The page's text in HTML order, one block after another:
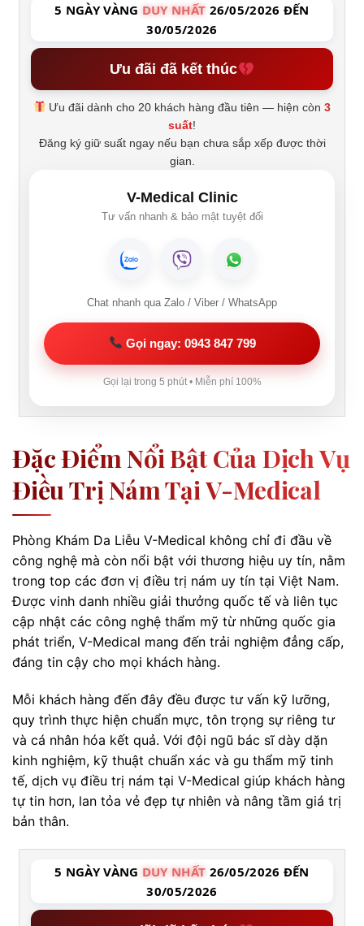
5 NGÀY VÀNG DUY NHẤT 26/05/2026 ĐẾN
30/05/2026
Ưu đãi đã kết thúc
Ưu đãi dành cho 20 khách hàng đầu tiên — hiện còn3
suất!
Đăng ký giữ suất ngay nếu bạn chưa sắp xếp được thời
gian.
V-Medical Clinic
Tư vấn nhanh & bảo mật tuyệt đối
Chat nhanh qua Zalo / Viber / WhatsApp
Gọi ngay: 0943 847 799
Gọi lại trong 5 phút • Miễn phí 100%
Đặc Điểm Nổi Bật Của Dịch Vụ
Điều Trị Nám Tại V-Medical
Phòng Khám Da Liễu V-Medical không chỉ đi đầu về
công nghệ mà còn nổi bật với thương hiệu uy tín, nằm
trong top các đơn vị điều trị nám uy tín tại Việt Nam.
Được vinh danh nhiều giải thưởng quốc tế và liên tục
cập nhật các công nghệ thẩm mỹ từ những quốc gia
phát triển, V-Medical mang đến trải nghiệm đẳng cấp,
đáng tin cậy cho mọi khách hàng.
Mỗi khách hàng đến đây đều được tư vấn kỹ lưỡng,
quy trình thực hiện chuẩn mực, tôn trọng sự riêng tư
và cá nhân hóa kết quả. Với đội ngũ bác sĩ dày dặn
kinh nghiệm, kỹ thuật chuẩn xác và gu thẩm mỹ tinh
tế, dịch vụ điều trị nám tại V-Medical giúp khách hàng
tự tin hơn, lan tỏa vẻ đẹp tự nhiên và nâng tầm giá trị
bản thân.
5 NGÀY VÀNG DUY NHẤT 26/05/2026 ĐẾN
30/05/2026